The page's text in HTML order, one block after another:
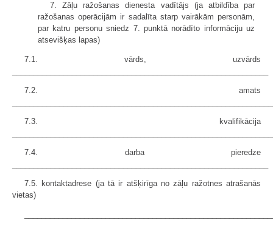
7. Zāļu ražošanas dienesta vadītājs (ja atbildība par
ražošanas operācijām ir sadalīta starp vairākām personām,
par katru personu sniedz 7. punktā norādīto informāciju uz
atsevišķas lapas)
7.1. vārds, uzvārds
7.2. amats
7.3. kvalifikācija
7.4. darba pieredze
7.5. kontaktadrese (ja tā ir atšķirīga no zāļu ražotnes atrašanās
vietas)